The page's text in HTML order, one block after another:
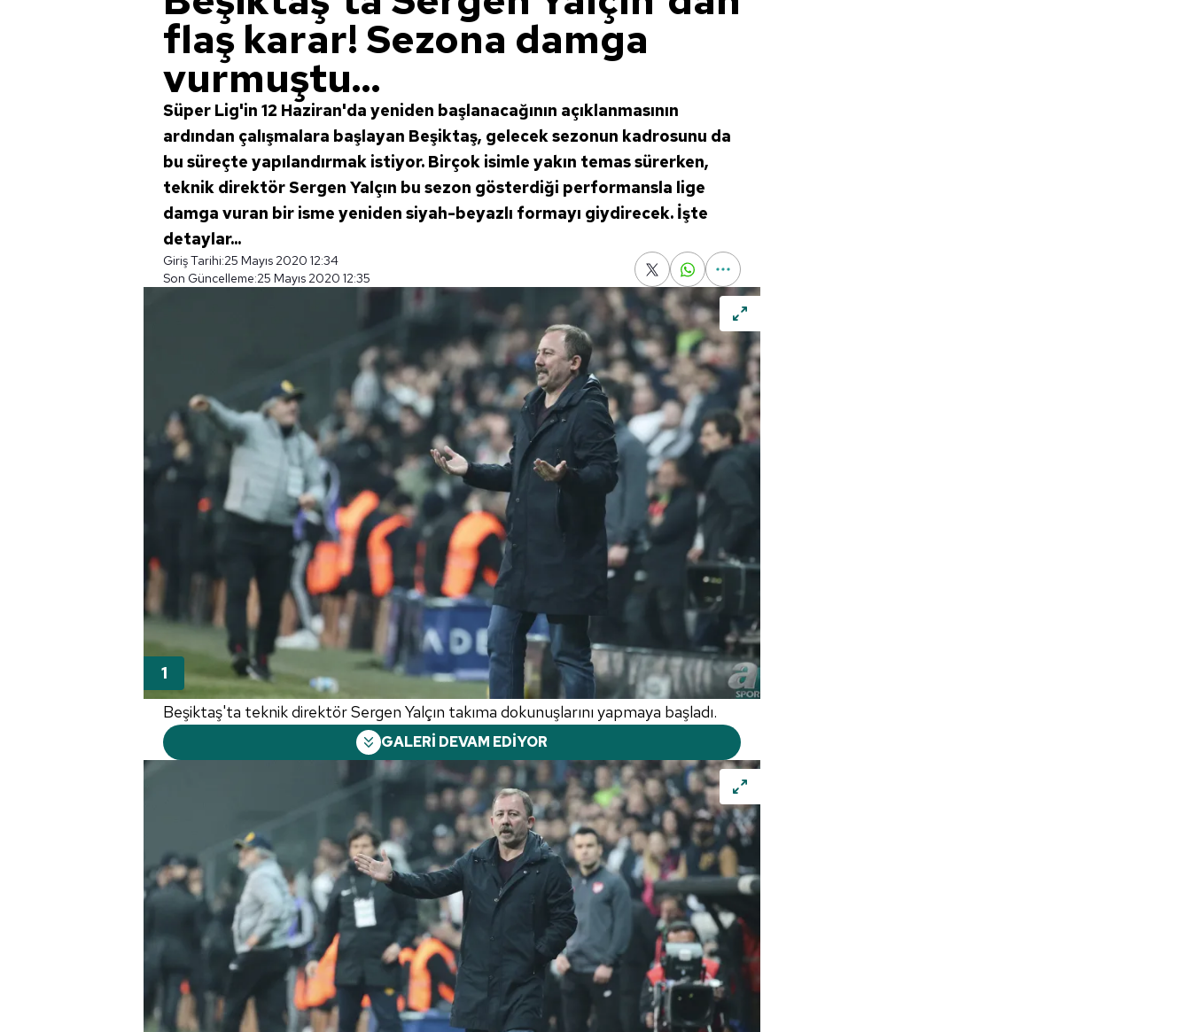
flaş karar! Sezona damga
vurmuştu...
Süper Lig'in 12 Haziran'da yeniden başlanacağının açıklanmasının
ardından çalışmalara başlayan Beşiktaş, gelecek sezonun kadrosunu da
bu süreçte yapılandırmak istiyor. Birçok isimle yakın temas sürerken,
teknik direktör Sergen Yalçın bu sezon gösterdiği performansla lige
damga vuran bir isme yeniden siyah-beyazlı formayı giydirecek. İşte
detaylar...
Giriş Tarihi:25 Mayıs 2020 12:34
Son Güncelleme:25 Mayıs 2020 12:35
Beşiktaş'ta teknik direktör Sergen Yalçın takıma dokunuşlarını yapmaya başladı.
GALERİ DEVAM EDİYOR